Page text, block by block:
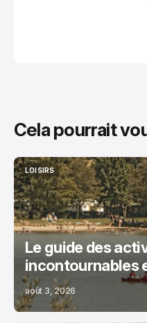
Cela pourrait
LOISIRS
LOISIRS
Le guide des
incontournables
août 3, 2026